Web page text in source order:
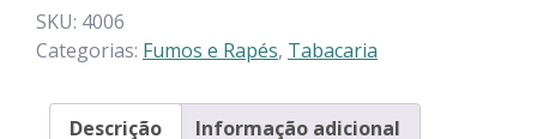
SKU: 4006
Categorias: Fumos e Rapés, Tabacaria
Descrição Informação adicional